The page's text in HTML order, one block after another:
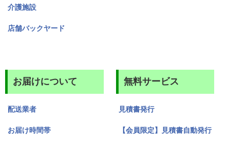
介護施設
店舗バックヤード
お届けについて
配送業者
お届け時間帯
無料サービス
見積書発行
【会員限定】見積書自動発行